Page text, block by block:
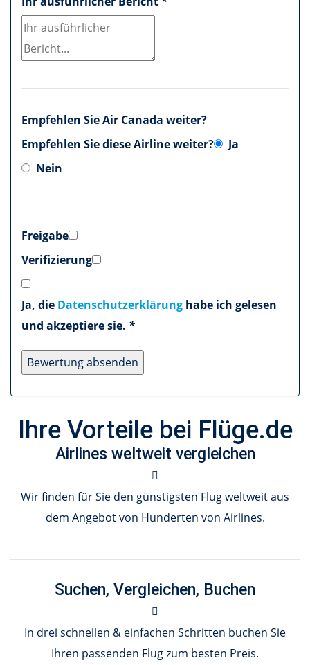
Empfehlen Sie Air Canada weiter?
Empfehlen Sie diese Airline weiter?
Ja
Nein
Freigabe
Verifizierung
Ja, die Datenschutzerklärung habe ich gelesen
und akzeptiere sie. *
Ihre Vorteile bei Flüge.de
Airlines weltweit vergleichen
Wir finden für Sie den günstigsten Flug weltweit aus
dem Angebot von Hunderten von Airlines.
Suchen, Vergleichen, Buchen
In drei schnellen & einfachen Schritten buchen Sie
Ihren passenden Flug zum besten Preis.